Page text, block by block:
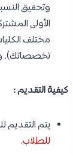
وتحقيق
الأولى
مختلف
تخصصاتك).
كيفية التقديم :
يتم التقديم
للطلاب.